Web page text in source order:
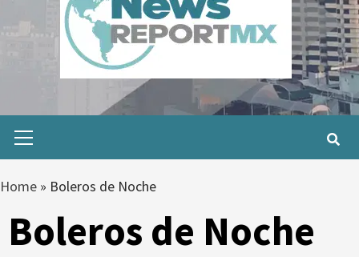
Menu
Home » Boleros de Noche
Boleros de Noche